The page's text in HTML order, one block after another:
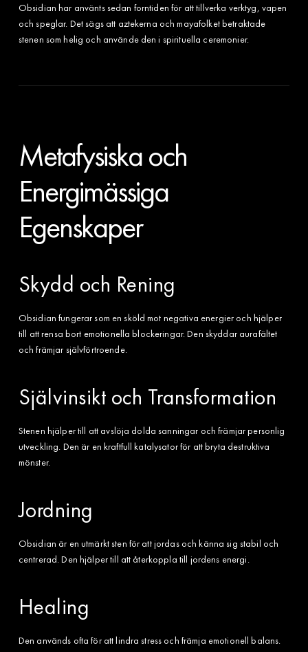
Obsidian har använts sedan forntiden för att tillverka verktyg, vapen
och speglar. Det sägs att aztekerna och mayafolket betraktade
stenen som helig och använde den i spirituella ceremonier.
Metafysiska och
Energimässiga
Egenskaper
Skydd och Rening
Obsidian fungerar som en sköld mot negativa energier och hjälper
till att rensa bort emotionella blockeringar. Den skyddar aurafältet
och främjar självförtroende.
Självinsikt och Transformation
Stenen hjälper till att avslöja dolda sanningar och främjar personlig
utveckling. Den är en kraftfull katalysator för att bryta destruktiva
mönster.
Jordning
Obsidian är en utmärkt sten för att jordas och känna sig stabil och
centrerad. Den hjälper till att återkoppla till jordens energi.
Healing
Den används ofta för att lindra stress och främja emotionell balans.